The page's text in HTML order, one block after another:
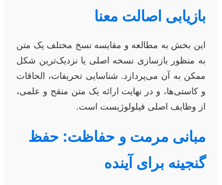
بازیابی اصالت معنا
این بخش به مطالعه و مقایسه نسخ مختلف یک متن
به منظور بازسازی نسخه اصلی یا نزدیک‌ترین شکل
ممکن به آن می‌پردازد. شناسایی تحریفات، الحاقات
و کاستی‌ها، و در نهایت ارائه یک متن منقح و علمی،
از وظایف اصلی فیلولوژیست است.
مبانی مرمت و حفاظت: حفظ
گنجینه برای آینده